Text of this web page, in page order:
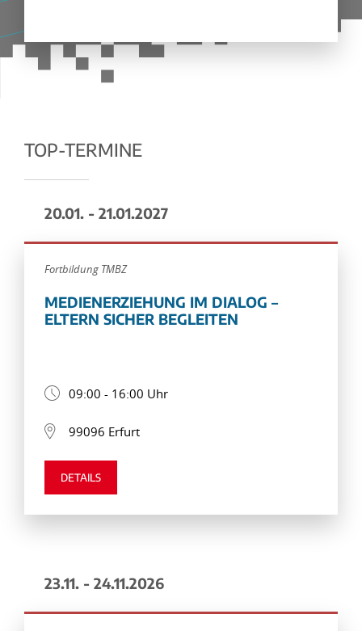
TOP-TERMINE
20.01. - 21.01.2027
Fortbildung TMBZ
MEDIENERZIEHUNG IM DIALOG –
ELTERN SICHER BEGLEITEN
09:00 - 16:00 Uhr
99096 Erfurt
DETAILS
23.11. - 24.11.2026